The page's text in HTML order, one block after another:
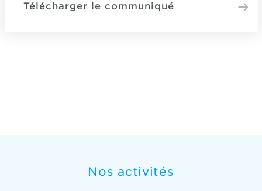
Télécharger le communiqué
Nos activités